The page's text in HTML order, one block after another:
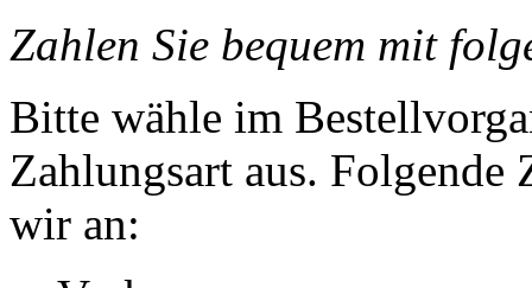
Zahlen Sie bequem mit
Bitte wähle im
Zahlungsart aus.
wir an: